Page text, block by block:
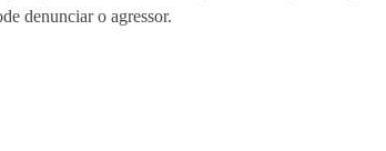
denunciar o agressor.